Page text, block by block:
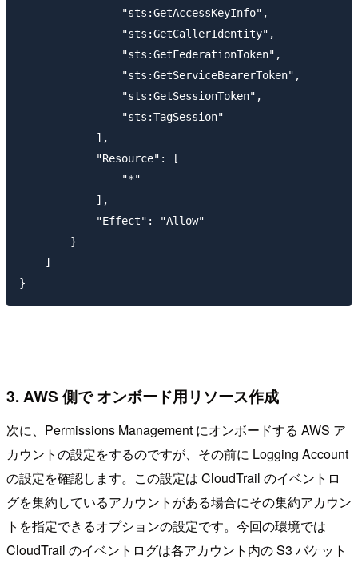
                "sts:GetAccessKeyInfo",
                "sts:GetCallerIdentity",
                "sts:GetFederationToken",
                "sts:GetServiceBearerToken",
                "sts:GetSessionToken",
                "sts:TagSession"
            ],
            "Resource": [
                "*"
            ],
            "Effect": "Allow"
        }
    ]
3. AWS 側で オンボード用リソース作成
次に、Permissions Management にオンボードする AWS ア
カウントの設定をするのですが、その前に Logging Account
の設定を確認します。この設定は CloudTrail のイベントロ
グを集約しているアカウントがある場合にその集約アカウン
トを指定できるオプションの設定です。今回の環境では
CloudTrail のイベントログは各アカウント内の S3 バケット